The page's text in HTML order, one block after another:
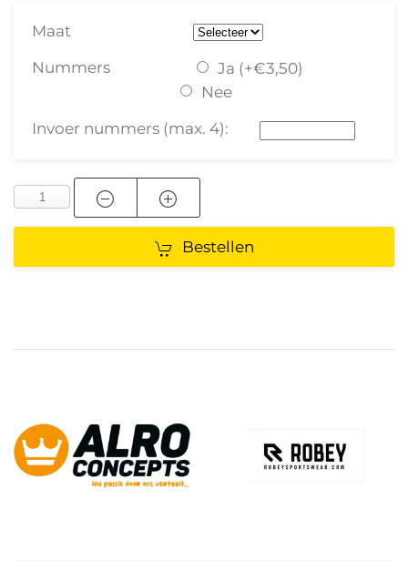
Maat
Nummers
Ja (+€3,50)
Nee
Invoer nummers (max. 4):
Bestellen